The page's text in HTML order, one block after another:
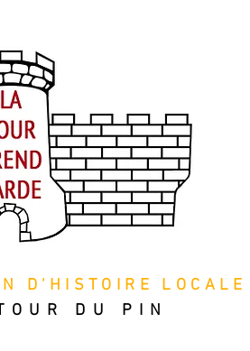
D'HISTOIRE LOCALE
DU PIN